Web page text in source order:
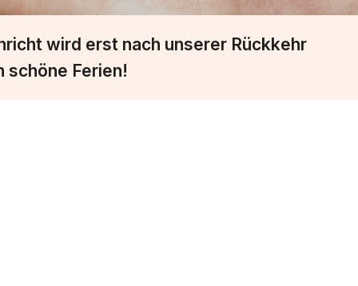
wird erst nach unserer Rückkehr
schöne Ferien!